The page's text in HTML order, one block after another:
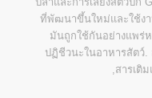
ที่พัฒนาขึ้นใหม่และใช้ง
มันถูกใช้กันอย่างแพร่
ปฏิชีวนะในอาหารสัตว์.
,สารเติ